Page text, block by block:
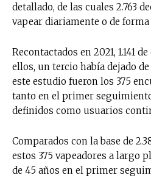
detallado, de las cuales 2.763
vapear diariamente o de forma
Recontactados en 2021, 1.141
ellos, un tercio había dejado
este estudio fueron los 375
tanto en el primer
definidos como usuarios
Comparados con la base de
estos 375 vapeadores a largo
de 45 años en el primer